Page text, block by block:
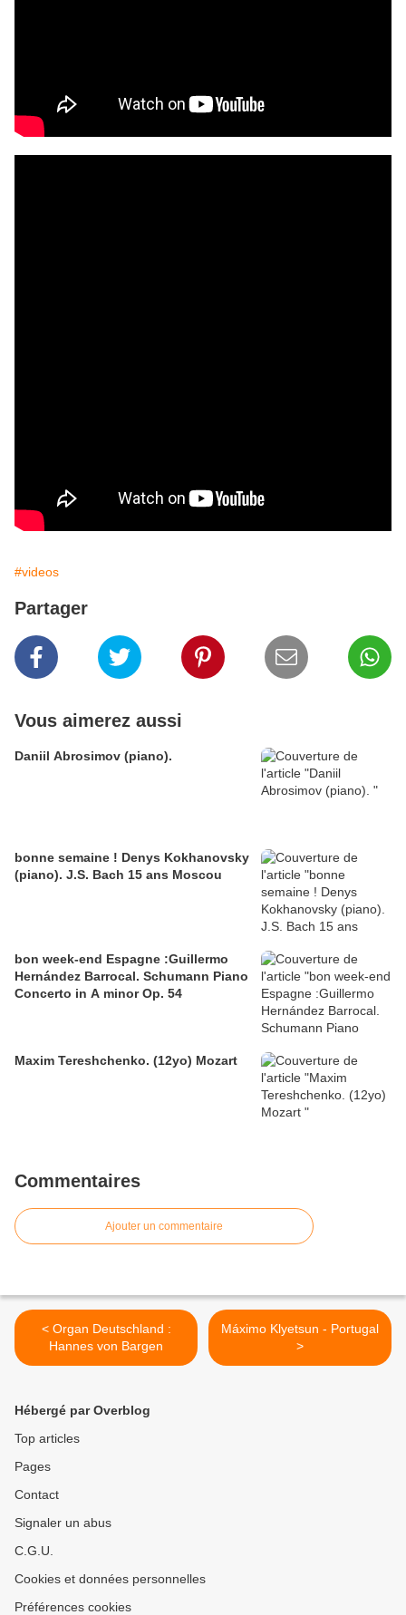
#videos
Partager
Vous aimerez aussi
Daniil Abrosimov (piano).
bonne semaine ! Denys Kokhanovsky
(piano). J.S. Bach 15 ans Moscou
bon week-end Espagne :Guillermo
Hernández Barrocal. Schumann Piano
Concerto in A minor Op. 54
Maxim Tereshchenko. (12yo) Mozart
Commentaires
Ajouter un commentaire
< Organ Deutschland :
Hannes von Bargen
Máximo Klyetsun - Portugal
>
Hébergé par Overblog
Top articles
Pages
Contact
Signaler un abus
C.G.U.
Cookies et données personnelles
Préférences cookies